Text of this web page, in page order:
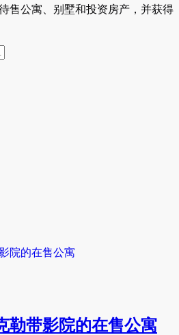
售公寓、别墅和投资房产，并获得
勒带影院的在售公寓